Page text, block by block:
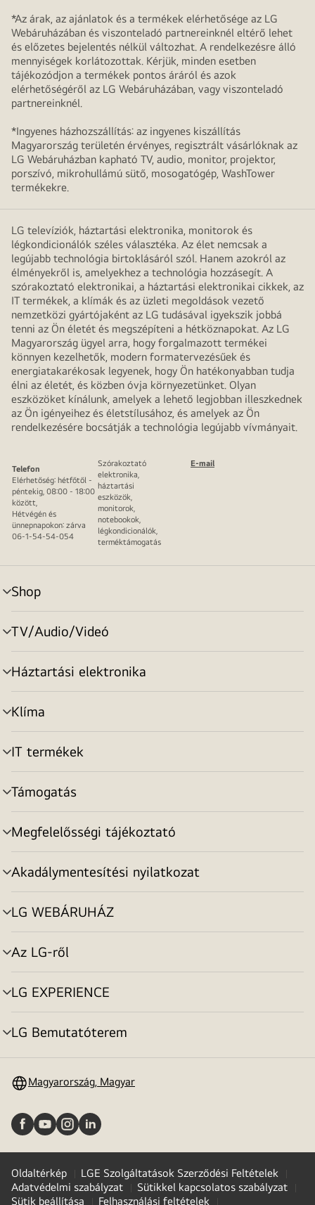
*Az árak, az ajánlatok és a termékek elérhetősége az LG
Webáruházában és viszonteladó partnereinknél eltérő lehet
és előzetes bejelentés nélkül változhat. A rendelkezésre álló
mennyiségek korlátozottak. Kérjük, minden esetben
tájékozódjon a termékek pontos áráról és azok
elérhetőségéről az LG Webáruházában, vagy viszonteladó
partnereinknél.
*Ingyenes házhozszállítás: az ingyenes kiszállítás
Magyarország területén érvényes, regisztrált vásárlóknak az
LG Webáruházban kapható TV, audio, monitor, projektor,
porszívó, mikrohullámú sütő, mosogatógép, WashTower
termékekre.
LG televíziók, háztartási elektronika, monitorok és
légkondicionálók széles választéka. Az élet nemcsak a
legújabb technológia birtoklásáról szól. Hanem azokról az
élményekről is, amelyekhez a technológia hozzásegít. A
szórakoztató elektronikai, a háztartási elektronikai cikkek, az
IT termékek, a klímák és az üzleti megoldások vezető
nemzetközi gyártójaként az LG tudásával igyekszik jobbá
tenni az Ön életét és megszépíteni a hétköznapokat. Az LG
Magyarország ügyel arra, hogy forgalmazott termékei
könnyen kezelhetők, modern formatervezésűek és
energiatakarékosak legyenek, hogy Ön hatékonyabban tudja
élni az életét, és közben óvja környezetünket. Olyan
eszközöket kínálunk, amelyek a lehető legjobban illeszkednek
az Ön igényeihez és életstílusához, és amelyek az Ön
rendelkezésére bocsátják a technológia legújabb vívmányait.
Telefon
Elérhetőség: hétfőtől -
péntekig, 08:00 - 18:00
között,
Hétvégén és
ünnepnapokon: zárva
06-1-54-54-054
Szórakoztató
elektronika,
háztartási
eszközök,
monitorok,
notebookok,
légkondicionálók,
terméktámogatás
E-mail
Shop
menu
toggle
TV/Audio/Videó
menu
toggle
Háztartási elektronika
menu
toggle
Klíma
menu
toggle
IT termékek
menu
toggle
Támogatás
menu
toggle
Megfelelősségi tájékoztató
menu
toggle
Akadálymentesítési nyilatkozat
menu
toggle
LG WEBÁRUHÁZ
menu
toggle
Az LG-ről
menu
toggle
LG EXPERIENCE
menu
toggle
LG Bemutatóterem
menu
Magyarország, Magyar
Oldaltérkép
LGE Szolgáltatások Szerződési Feltételek
Adatvédelmi szabályzat
Sütikkel kapcsolatos szabályzat
Sütik beállítása
Felhasználási feltételek